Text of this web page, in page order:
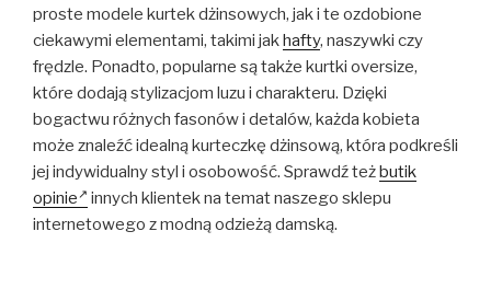
proste modele kurtek dżinsowych, jak i te ozdobione
ciekawymi elementami, takimi jakhafty, naszywki czy
frędzle. Ponadto, popularne są także kurtki oversize,
które dodają stylizacjom luzu i charakteru. Dzięki
bogactwu różnych fasonów i detalów, każda kobieta
może znaleźć idealną kurteczkę dżinsową, która podkreśli
jej indywidualny styl i osobowość. Sprawdź teżbutik
opinie
innych klientek na temat naszego sklepu
internetowego z modną odzieżą damską.